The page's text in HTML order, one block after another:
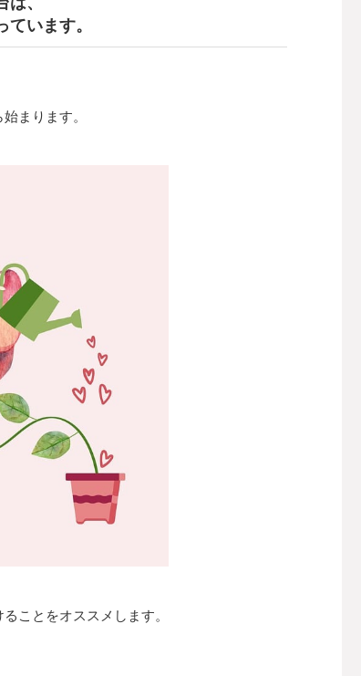
います。
まります。
ことをオススメします。